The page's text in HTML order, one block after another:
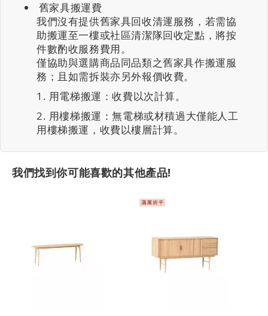
舊家具搬運費
我們沒有提供舊家具回收清運服務，若需協
助搬運至一樓或社區清潔隊回收定點，將按
件數酌收服務費用。
僅協助與選購商品同品類之舊家具作搬運服
務；且如需拆裝亦另外報價收費。
用電梯搬運：收費以次計算。
用樓梯搬運：無電梯或材積過大僅能人工
用樓梯搬運，收費以樓層計算。
我們找到你可能喜歡的其他產品!